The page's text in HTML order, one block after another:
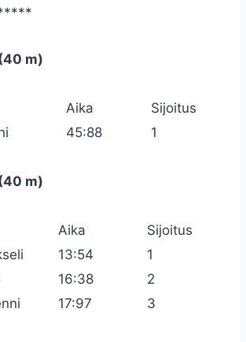
m)
Aika
Sijoitus
45:88 1
m)
Aika
Sijoitus
13:54
1
16:38
2
17:97 3